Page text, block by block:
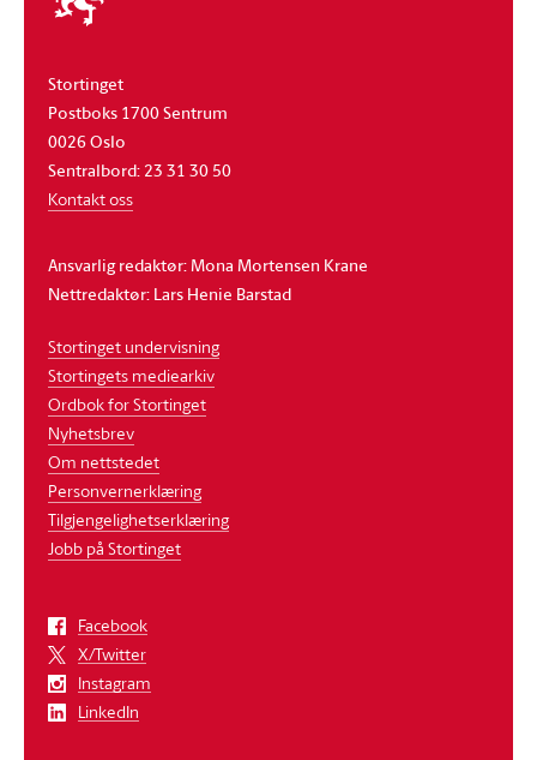
Stortinget
Postboks 1700 Sentrum
0026 Oslo
Sentralbord: 23 31 30 50
Kontakt oss
Ansvarlig redaktør: Mona Mortensen Krane
Nettredaktør: Lars Henie Barstad
Stortinget undervisning
Stortingets mediearkiv
Ordbok for Stortinget
Nyhetsbrev
Om nettstedet
Personvernerklæring
Tilgjengelighetserklæring
Jobb på Stortinget
Facebook
X/Twitter
Instagram
LinkedIn